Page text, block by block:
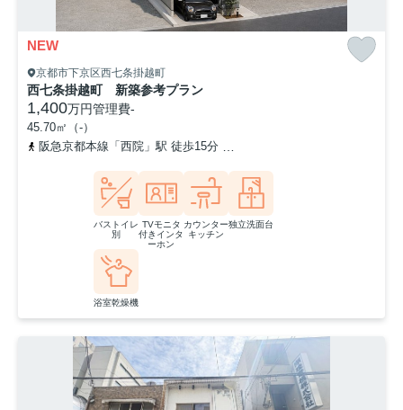
NEW
京都市下京区西七条掛越町
西七条掛越町 新築参考プラン
1,400万円管理費-
45.70㎡（-）
阪急京都本線「西院」駅 徒歩15分
バストイレ
別
TVモニタ
付きインタ
ーホン
カウンター
キッチン
独立洗面台
浴室乾燥機